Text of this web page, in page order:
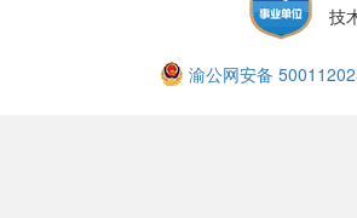
技
渝公网安备